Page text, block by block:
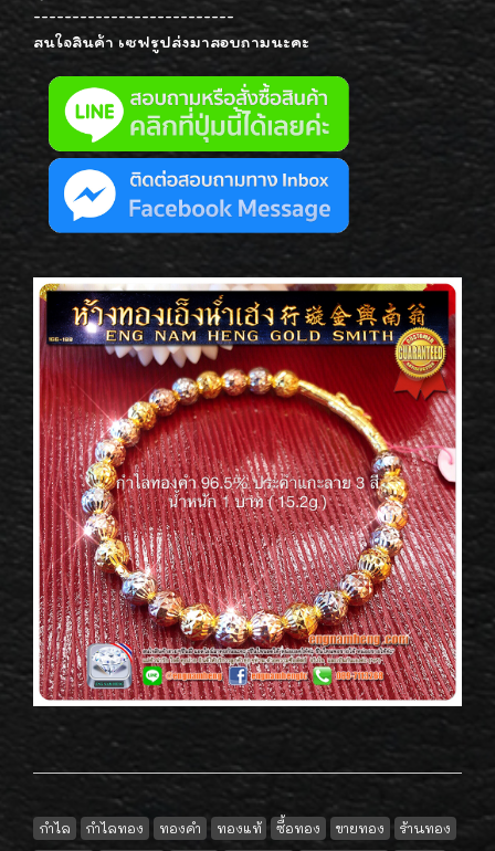
--------------------------
สนใจสินค้า เซฟรูปส่งมาสอบถามนะคะ
กำไล กำไลทอง ทองคำ ทองแท้ ซื้อทอง ขายทอง
ร้านทอง